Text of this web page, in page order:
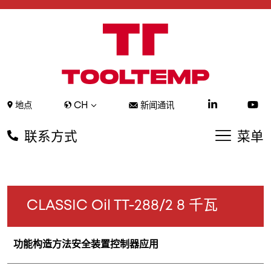
地点 CH 新闻通讯
联系方式 菜单
CLASSIC Oil TT-288/2 8 千瓦
功能构造方法安全装置控制器应用